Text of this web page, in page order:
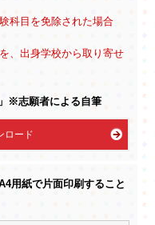
目を免除された場合
出身学校から取り寄せ
※志願者による自筆
ロード
用紙で片面印刷すること